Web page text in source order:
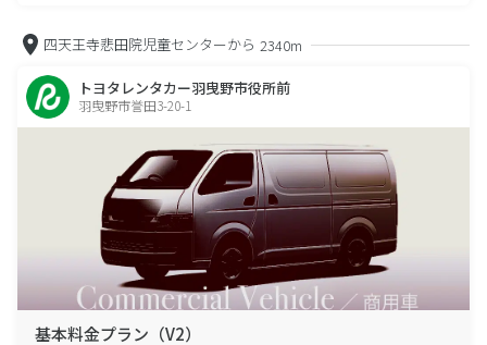
四天王寺悲田院児童センターから 2340m
トヨタレンタカー羽曳野市役所前
羽曳野市誉田3-20-1
基本料金プラン（V2）